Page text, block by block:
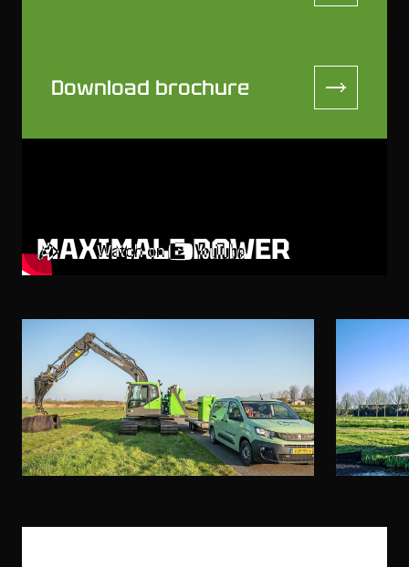
Download brochure
MAXIMALE POWER